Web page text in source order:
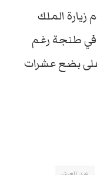
زيارة الملك
طنجة رغم
بضع عشرات